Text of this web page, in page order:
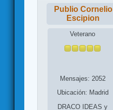
Publio Cornelio
Escipion
Veterano
Mensajes: 2052
Ubicación: Madrid
DRACO IDEAS y